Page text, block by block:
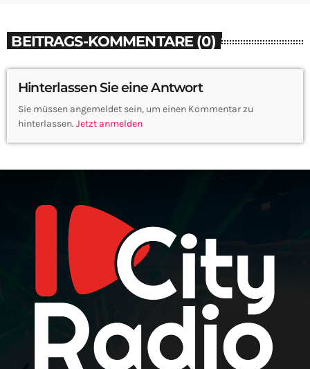
BEITRAGS-KOMMENTARE (0)
Hinterlassen Sie eine Antwort
Sie müssen angemeldet sein, um einen Kommentar zu
hinterlassen. Jetzt anmelden